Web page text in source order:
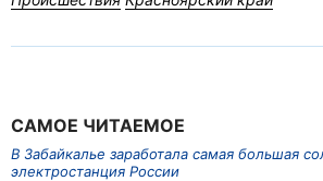
САМОЕ ЧИТАЕМОЕ
В Забайкалье заработала самая большая
электростанция России